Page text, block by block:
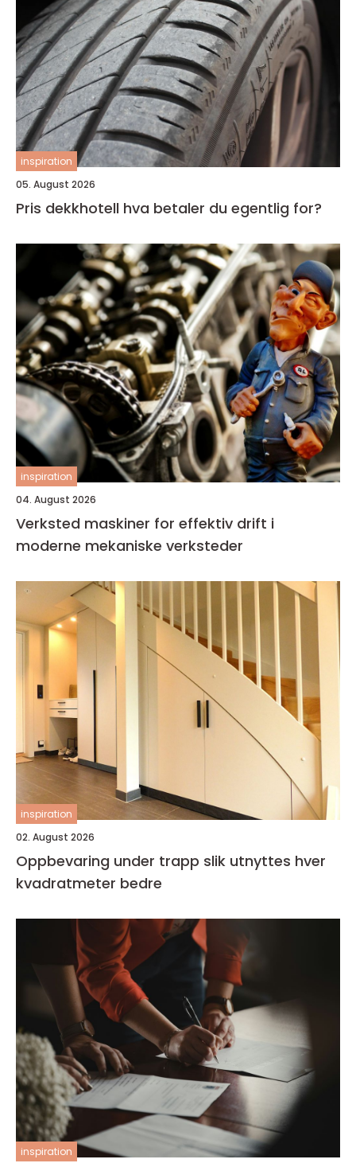
inspiration
05. August 2026
Pris dekkhotell hva betaler du egentlig for?
inspiration
04. August 2026
Verksted maskiner for effektiv drift i
moderne mekaniske verksteder
inspiration
02. August 2026
Oppbevaring under trapp slik utnyttes hver
kvadratmeter bedre
inspiration